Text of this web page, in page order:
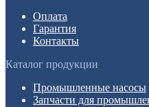
Оплата
Гарантия
Контакты
Каталог продукции
Промышленные насосы
Запчасти для